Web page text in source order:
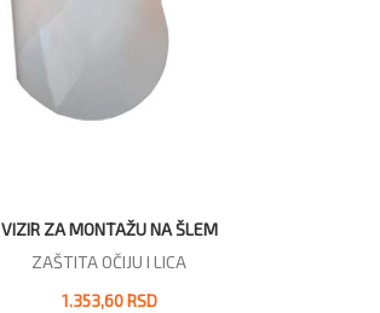
VIZIR ZA MONTAŽU NA ŠLEM
ZAŠTITA OČIJU I LICA
1.353,60 RSD